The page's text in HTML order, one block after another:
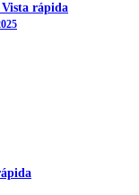
Vista rápida